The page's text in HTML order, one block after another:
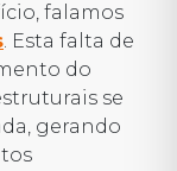
falamos
. Esta falta de
do
se
gerando